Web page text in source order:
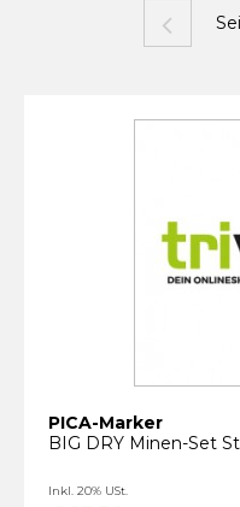
PICA-Marker
BIG DRY Minen-Set
Inkl. 20% USt.